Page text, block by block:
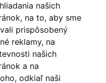
našich
na to, aby sme
prispôsobený
reklamy, na
našich
a na
odkiaľ naši
sa dovozom a
aj štýlového